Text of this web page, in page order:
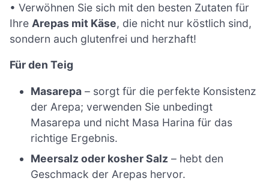
• Verwöhnen Sie sich mit den besten Zutaten für
Ihre Arepas mit Käse, die nicht nur köstlich sind,
sondern auch glutenfrei und herzhaft!
Für den Teig
Masarepa – sorgt für die perfekte Konsistenz
der Arepa; verwenden Sie unbedingt
Masarepa und nicht Masa Harina für das
richtige Ergebnis.
Meersalz oder kosher Salz – hebt den
Geschmack der Arepas hervor.